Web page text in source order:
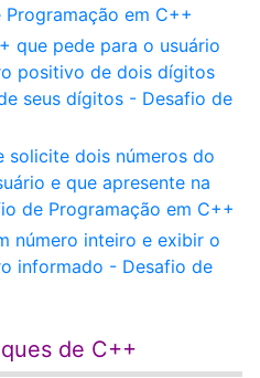
em C++
que pede para o usuário
positivo de dois dígitos
seus dígitos - Desafio de
solicite dois números do
e que apresente na
de Programação em C++
número inteiro e exibir o
informado - Desafio de
de C++